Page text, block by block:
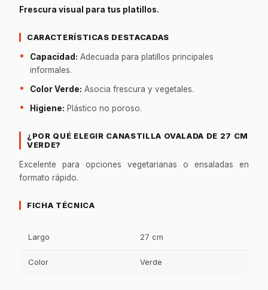
Frescura visual para tus platillos.
CARACTERÍSTICAS DESTACADAS
Capacidad: Adecuada para platillos principales
informales.
Color Verde: Asocia frescura y vegetales.
Higiene: Plástico no poroso.
¿POR QUÉ ELEGIR CANASTILLA OVALADA DE 27 CM
VERDE?
Excelente para opciones vegetarianas o ensaladas en
formato rápido.
FICHA TÉCNICA
Largo 27 cm
Color Verde